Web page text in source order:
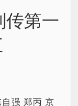
传第一
强 郑丙 京